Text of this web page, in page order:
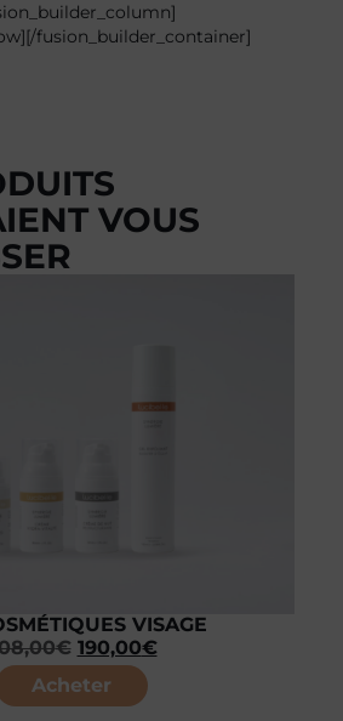
fusion_builder_container]
VOUS
VISAGE
€ 190,00€
Acheter